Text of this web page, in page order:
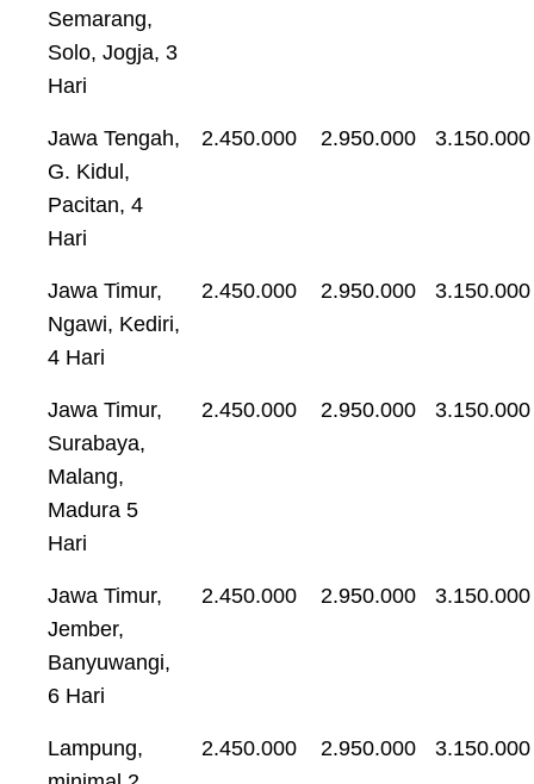
Semarang,
Solo, Jogja, 3
Hari
Jawa Tengah,
G. Kidul,
Pacitan, 4
Hari
2.450.000 2.950.000 3.150.000
Jawa Timur,
Ngawi, Kediri,
4 Hari
2.450.000 2.950.000 3.150.000
Jawa Timur,
Surabaya,
Malang,
Madura 5
Hari
2.450.000 2.950.000 3.150.000
Jawa Timur,
Jember,
Banyuwangi,
6 Hari
2.450.000 2.950.000 3.150.000
Lampung,
2.450.000 2.950.000 3.150.000